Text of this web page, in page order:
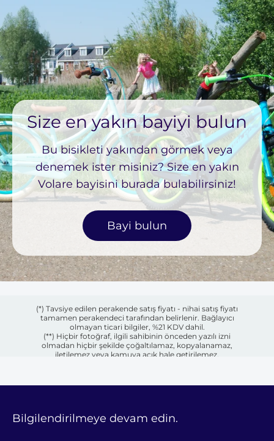
Size en yakın bayiyi bulun
Bu bisikleti yakından görmek veya
denemek ister misiniz? Size en yakın
Volare bayisini burada bulabilirsiniz!
Bayi bulun
(*) Tavsiye edilen perakende satış fiyatı - nihai satış fiyatı
tamamen perakendeci tarafından belirlenir. Bağlayıcı
olmayan ticari bilgiler, %21 KDV dahil.
(**) Hiçbir fotoğraf, ilgili sahibinin önceden yazılı izni
olmadan hiçbir şekilde çoğaltılamaz, kopyalanamaz,
iletilemez veya kamuya açık hale getirilemez.
Bilgilendirilmeye devam edin.